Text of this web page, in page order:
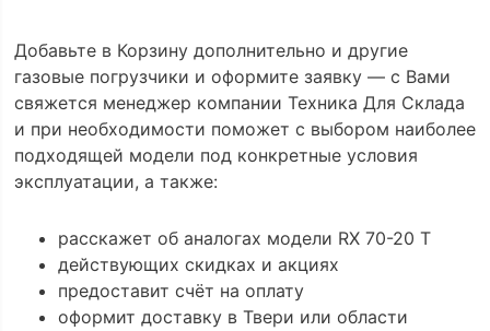
Добавьте в Корзину дополнительно и другие
газовые погрузчики и оформите заявку — с Вами
свяжется менеджер компании Техника Для Склада
и при необходимости поможет с выбором наиболее
подходящей модели под конкретные условия
эксплуатации, а также:
расскажет об аналогах модели RX 70-20 T
действующих скидках и акциях
предоставит счёт на оплату
оформит доставку в Твери или области